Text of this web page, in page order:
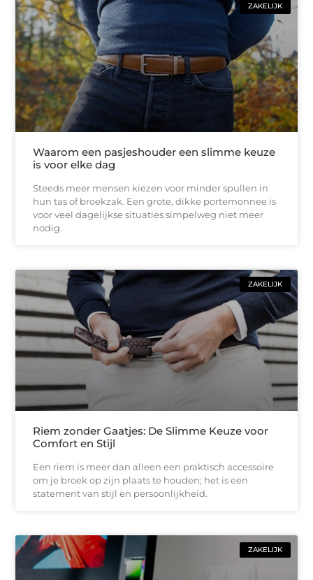
ZAKELIJK
Waarom een pasjeshouder een slimme keuze
is voor elke dag
Steeds meer mensen kiezen voor minder spullen in
hun tas of broekzak. Een grote, dikke portemonnee is
voor veel dagelijkse situaties simpelweg niet meer
nodig.
ZAKELIJK
Riem zonder Gaatjes: De Slimme Keuze voor
Comfort en Stijl
Een riem is meer dan alleen een praktisch accessoire
om je broek op zijn plaats te houden; het is een
statement van stijl en persoonlijkheid.
ZAKELIJK